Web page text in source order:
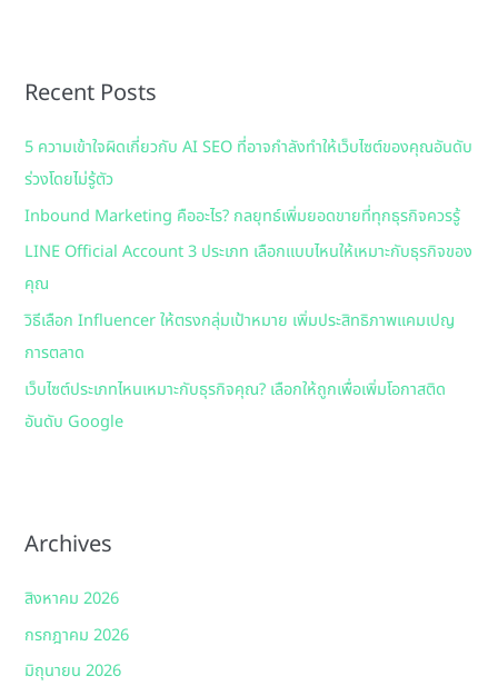
c
f
o
r
:
Recent Posts
5 ความเข้าใจผิดเกี่ยวกับ AI SEO ที่อาจกำลังทำให้เว็บไซต์ของคุณอันดับ
ร่วงโดยไม่รู้ตัว
Inbound Marketing คืออะไร? กลยุทธ์เพิ่มยอดขายที่ทุกธุรกิจควรรู้
LINE Official Account 3 ประเภท เลือกแบบไหนให้เหมาะกับธุรกิจของ
คุณ
วิธีเลือก Influencer ให้ตรงกลุ่มเป้าหมาย เพิ่มประสิทธิภาพแคมเปญ
การตลาด
เว็บไซต์ประเภทไหนเหมาะกับธุรกิจคุณ? เลือกให้ถูกเพื่อเพิ่มโอกาสติด
อันดับ Google
Archives
สิงหาคม 2026
กรกฎาคม 2026
มิถุนายน 2026